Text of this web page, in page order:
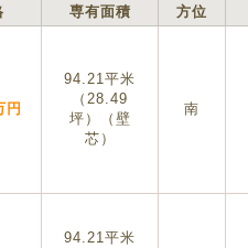
専有面積 方位
円
94.21平米
（28.49
坪）（壁
芯）
南
94.21平米